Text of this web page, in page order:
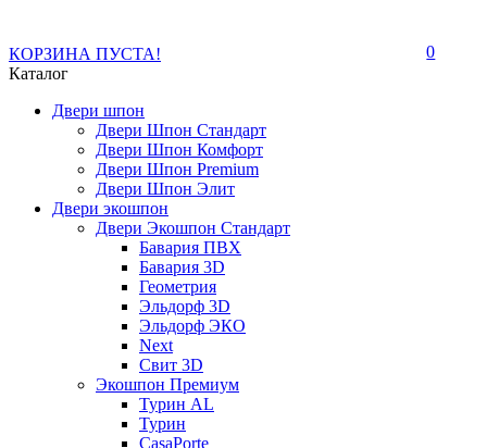
КОРЗИНА ПУСТА!
0
Каталог
Двери шпон
Двери Шпон Стандарт
Двери Шпон Комфорт
Двери Шпон Premium
Двери Шпон Элит
Двери экошпон
Двери Экошпон Стандарт
Бавария ПВХ
Бавария 3D
Геометрия
Эльдорф 3D
Эльдорф ЭКО
Next
Свит 3D
Экошпон Премиум
Турин AL
Турин
CasaPorte